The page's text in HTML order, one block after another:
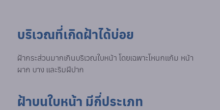
บริเวณที่เกิดฝ้าได้บ่อย
ฝ้ากระส่วนมากเกินบริเวณใบหน้า โดยเฉพาะโหนกแก้ม หน้า
ผาก บาง และริมฝีปาก
ฝ้าบนใบหน้า มีกี่ประเภท